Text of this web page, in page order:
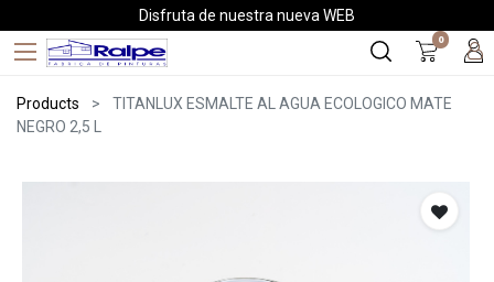
Disfruta de nuestra nueva WEB
0
Products
TITANLUX ESMALTE AL AGUA ECOLOGICO MATE
NEGRO 2,5 L